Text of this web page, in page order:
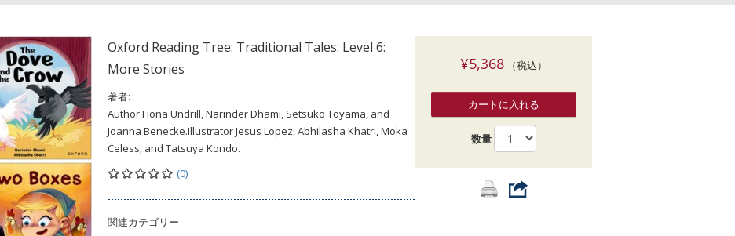
索
Oxford Reading Tree: Traditional Tales: Level 6:
More Stories
著者:
Author Fiona Undrill, Narinder Dhami, Setsuko Toyama, and
Joanna Benecke.Illustrator Jesus Lopez, Abhilasha Khatri, Moka
Celess, and Tatsuya Kondo.
(0)
関連カテゴリー
¥5,368（税込）
カートに入れる
数量